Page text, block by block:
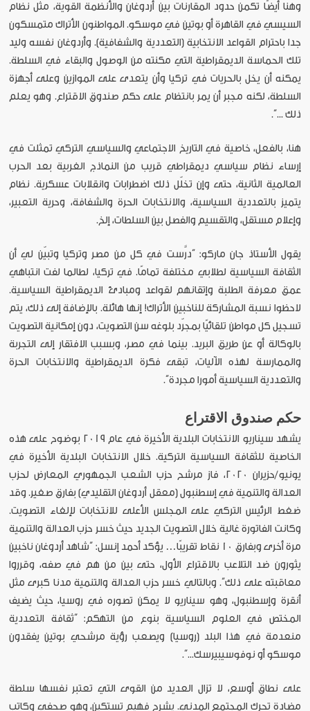
وهنا أيضًا تكمن حدود المقارنات بين أردوغان والأنظمة القوية، مثل نظام
السيسي في القاهرة أو بوتين في موسكو. المواطنون الأتراك متمسكون
جدا باحترام القواعد الانتخابية (التعددية والشفافية). وأردوغان نفسه وليد
تلك الحماسة الديمقراطية التي مكنته من الوصول والبقاء في السلطة.
يمكنه أن يخل بالحريات في تركيا وأن يتعدى على الموازين وعلى أجهزة
السلطة، لكنه مجبر أن يمر بانتظام على حكم صندوق الاقتراع. وهو يعلم
ذلك ...”.
هنا، بالفعل، خاصية في التاريخ الاجتماعي والسياسي التركي تمثلت في
إرساء نظام سياسي ديمقراطي قريب من النماذج الغربية بعد الحرب
العالمية الثانية، حتى وإن تخلّل ذلك اضطرابات وانقلابات عسكرية. نظام
يتميز بالتعددية السياسية، والانتخابات الحرة والشفافة، وحرية التعبير،
وإعلام مستقل، والتقسيم والفصل بين السلطات، إلخ.
يقول الأستاذ جان ماركو: “درَّست في كل من مصر وتركيا وتبيّن لي أن
الثقافة السياسية لطلابي مختلفة تمامًا. في تركيا، لطالما لفت انتباهي
عمق معرفة الطلبة وإتقانهم لقواعد ومبادئ الديمقراطية السياسية.
لاحظوا نسبة المشاركة للناخبين الأتراك! إنها هائلة. بالإضافة إلى ذلك، يتم
تسجيل كل مواطن تلقائيًا بمجرّد بلوغه سن التصويت، دون إمكانية التصويت
بالوكالة أو عن طريق البريد. بينما في مصر، وبسبب الافتقار إلى التجربة
والممارسة لهذه الآليات، تبقى فكرة الديمقراطية والانتخابات الحرة
والتعددية السياسية أمورا مجردة”.
حكم صندوق الاقتراع
يشهد سيناريو الانتخابات البلدية الأخيرة في عام 2019 بوضوح على هذه
الخاصية للثقافة السياسية التركية. خلال الانتخابات البلدية الأخيرة في
يونيو/حزيران 2020، فاز مرشح حزب الشعب الجمهوري المعارض لحزب
العدالة والتنمية في إسطنبول (معقل أردوغان التقليدي) بفارق صغير. وقد
ضغط الرئيس التركي على المجلس الأعلى للانتخابات لإلغاء التصويت.
وكانت الفاتورة غالية خلال التصويت الجديد حيث خسر حزب العدالة والتنمية
مرة أخرى وبفارق 10 نقاط تقريبًا… يؤكد أحمد إنسل: “شاهد أردوغان ناخبين
يثورون ضد التلاعب بالاقتراع الأول، حتى بين من هم في صفه، وقرروا
معاقبته على ذلك”. وبالتالي خسر حزب العدالة والتنمية مدنا كبرى مثل
أنقرة وإسطنبول، وهو سيناريو لا يمكن تصوره في روسيا، حيث يضيف
المختص في العلوم السياسية بنوع من التهكم: “ثقافة التعددية
منعدمة في هذا البلد (روسيا) ويصعب رؤية مرشحي بوتين يفقدون
موسكو أو نوفوسيبيرسك...”.
على نطاق أوسع، لا تزال العديد من القوى التي تعتبر نفسها سلطة
مضادة تحرك المجتمع المدني. يشرح فهيم تستكين، وهو صحفي وكاتب